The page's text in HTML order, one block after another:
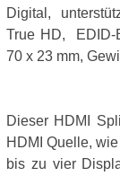
Digital,
True HD, EDID-
70 x 23 mm,
Dieser HDMI
HDMI Quelle,
bis zu vier